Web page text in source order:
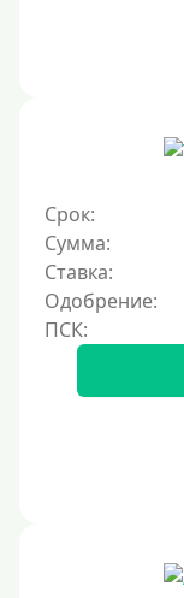
Срок:
Сумма:
Ставка:
Одобрение: